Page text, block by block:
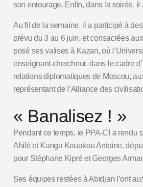
son entourage. Enfin, dans la soirée,
Au fil de la semaine, il a participé à
prévu du 3 au 6 juin, et consacrées
posé ses valises à Kazan, où
enseignant‑chercheur, dans le cadre
relations diplomatiques de Moscou,
représentant de l’Alliance des
« Banalisez ! »
Pendant ce temps, le PPA‑CI a
Ahiléet Kanga Kouakou Antoine,
pour Stéphane Kipré etGeorges
Ses équipes restées à Abidjan l’ont